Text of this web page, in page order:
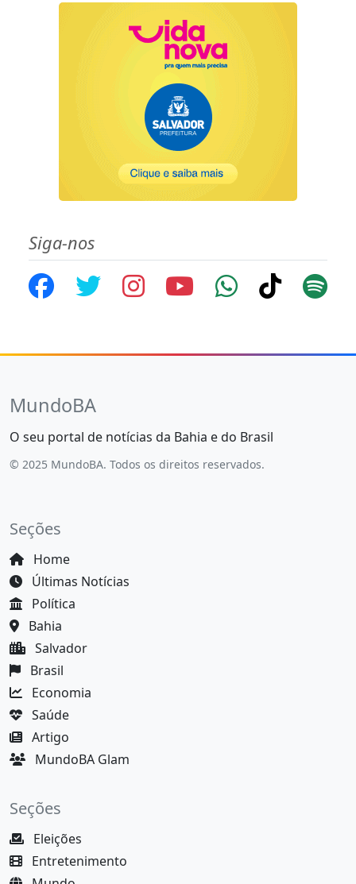
Siga-nos
MundoBA
O seu portal de notícias da Bahia e do Brasil
© 2025 MundoBA. Todos os direitos reservados.
Seções
Home
Últimas Notícias
Política
Bahia
Salvador
Brasil
Economia
Saúde
Artigo
MundoBA Glam
Seções
Eleições
Entretenimento